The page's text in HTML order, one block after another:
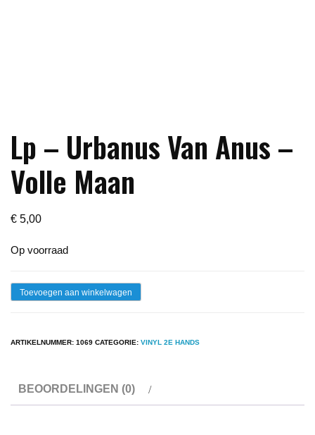
Lp – Urbanus Van Anus –
Volle Maan
€ 5,00
Op voorraad
LpToevoegen aan winkelwagen
ARTIKELNUMMER: 1069 CATEGORIE: VINYL 2E HANDS
BEOORDELINGEN (0)